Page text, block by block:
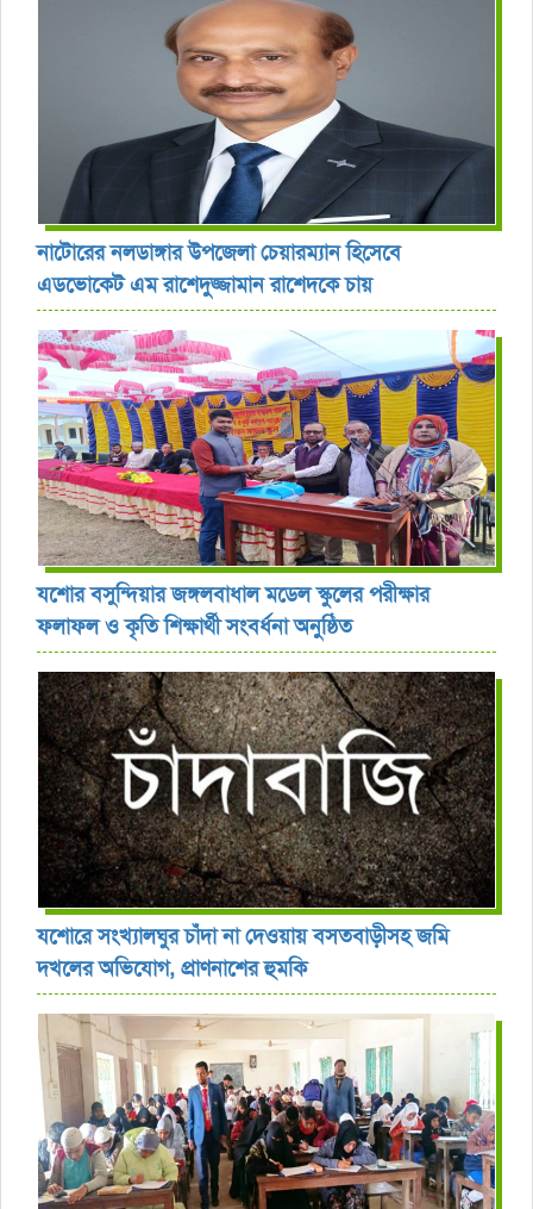
নাটোরের নলডাঙ্গার উপজেলা চেয়ারম্যান হিসেবে
এডভোকেট এম রাশেদুজ্জামান রাশেদকে চায়
যশোর বসুন্দিয়ার জঙ্গলবাধাল মডেল স্কুলের পরীক্ষার
ফলাফল ও কৃতি শিক্ষার্থী সংবর্ধনা অনুষ্ঠিত
যশোরে সংখ্যালঘুর চাঁদা না দেওয়ায় বসতবাড়ীসহ জমি
দখলের অভিযোগ, প্রাণনাশের হুমকি